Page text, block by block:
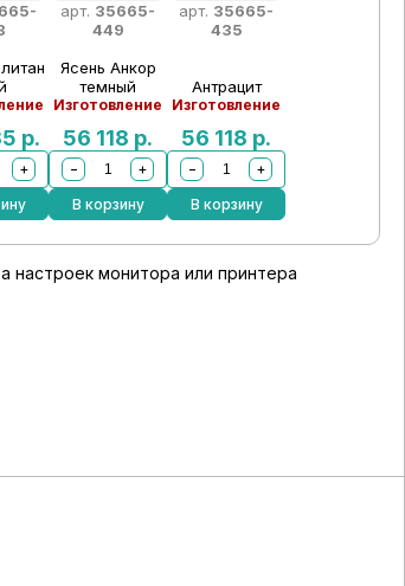
р.
+
арт. 35665-
449
Ясень Анкор
темный
Изготовление
56 118 р.
−
+
В корзину
арт. 35665-
435
Антрацит
Изготовление
56 118 р.
−
+
В корзину
настроек монитора или принтера